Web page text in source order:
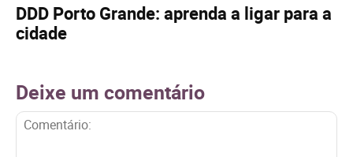
DDD Porto Grande: aprenda a ligar para a
cidade
Deixe um comentário